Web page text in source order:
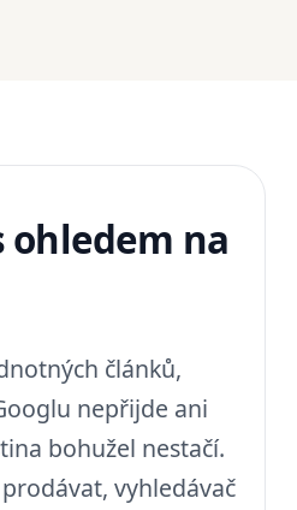
ohledem na
článků,
nepřijde ani
bohužel nestačí.
vyhledávač